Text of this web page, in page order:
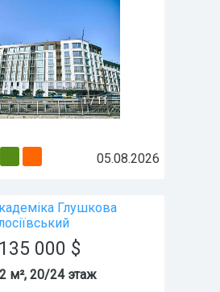
1/11
05.08.2026
Глушкова
135 000 $
м², 20/24 этаж